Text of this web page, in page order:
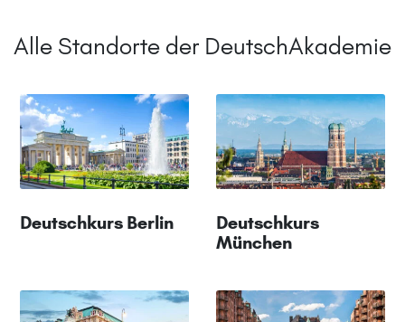
Alle Standorte der DeutschAkademie
Deutschkurs Berlin
Deutschkurs
München